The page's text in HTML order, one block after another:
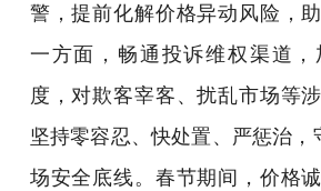
警，提前化解价格异动风险，
一方面，畅通投诉维权渠道，
度，对欺客宰客、扰乱市场等
坚持零容忍、快处置、严惩治，
场安全底线。春节期间，价格